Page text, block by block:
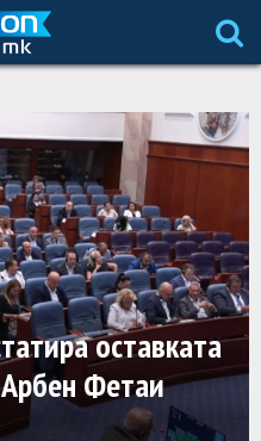
оставката
Фетаи